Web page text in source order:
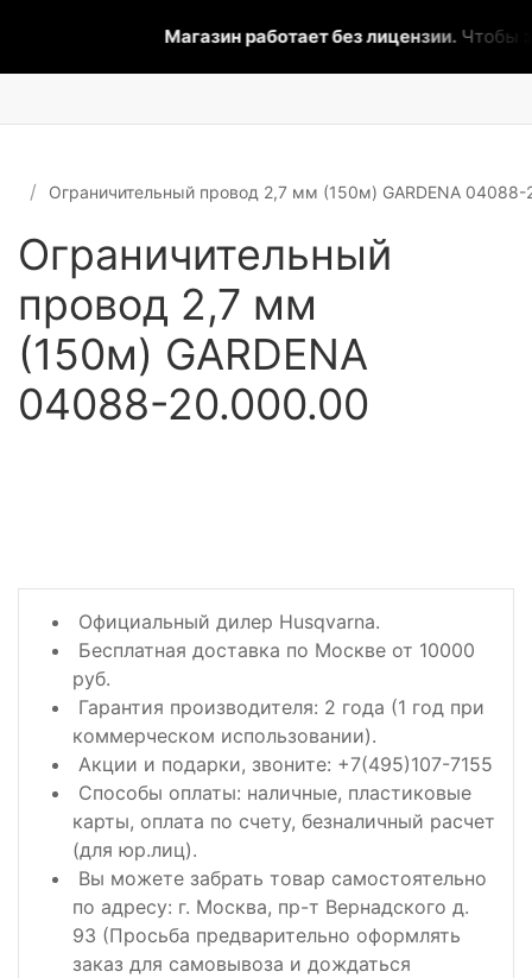
Магазин работает без лицензии.Чтобы
Ограничительный провод 2,7 мм (150м) GARDENA
Ограничительный
провод 2,7 мм
(150м) GARDENA
04088-20.000.00
Официальный дилер Husqvarna.
Бесплатная доставка по Москве от 10000
руб.
Гарантия производителя: 2 года (1 год при
коммерческом использовании).
Акции и подарки, звоните: +7(495)107-7155
Способы оплаты: наличные, пластиковые
карты, оплата по счету, безналичный расчет
(для юр.лиц).
Вы можете забрать товар самостоятельно
по адресу: г. Москва, пр-т Вернадского д.
93 (Просьба предварительно оформлять
заказ для самовывоза и дождаться